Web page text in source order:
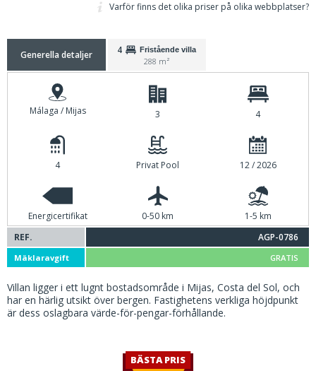
Varför finns det olika priser på olika webbplatser?
Generella detaljer 4 Fristående villa
288 m²
Málaga / Mijas 3 4
4 Privat Pool 12 / 2026
Energicertifikat 0-50 km
1-5 km
REF.
AGP-0786
Mäklaravgift GRATIS
Villan ligger i ett lugnt bostadsområde i Mijas, Costa del Sol, och
har en härlig utsikt över bergen. Fastighetens verkliga höjdpunkt
är dess oslagbara värde-för-pengar-förhållande.
BÄSTA PRIS